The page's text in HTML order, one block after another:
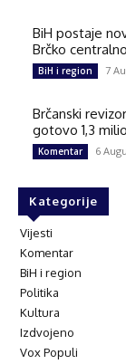
BiH postaje
Brčko
BiH i region 7
Brčanski
gotovo 1,3
Komentar 6
Kategorije
Vijesti
Komentar
BiH i region
Politika
Kultura
Izdvojeno
Vox Populi